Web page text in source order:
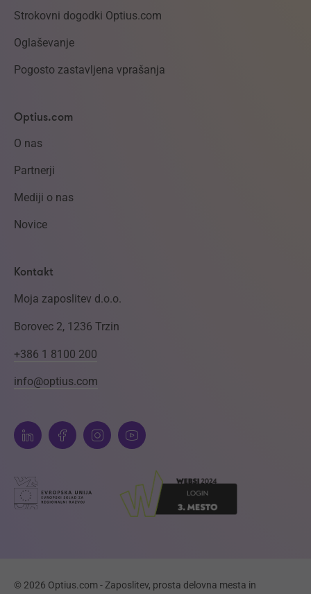
Strokovni dogodki Optius.com
Oglaševanje
Pogosto zastavljena vprašanja
Optius.com
O nas
Partnerji
Mediji o nas
Novice
Kontakt
Moja zaposlitev d.o.o.
Borovec 2, 1236 Trzin
+386 1 8100 200
info@optius.com
© 2026 Optius.com - Zaposlitev, prosta delovna mesta in